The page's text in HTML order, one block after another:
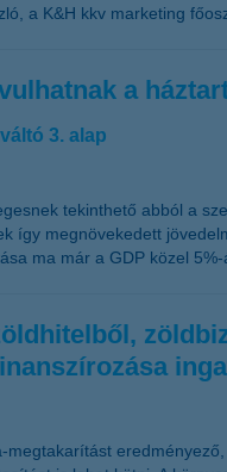
a K&H kkv marketing
a
3. alap
tekinthető abból a
így megnövekedett
ma már a GDP közel
megtakarítást